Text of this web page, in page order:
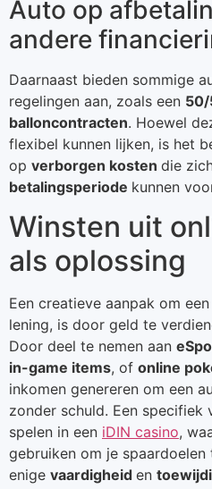
Auto op
andere
Daarnaast bieden sommige
regelingen aan, zoals een
balloncontracten. Hoewel
flexibel kunnen lijken, is het
op verborgen kosten die
betalingsperiode kunnen
Winsten uit
als oplossing
Een creatieve aanpak om
lening, is door geld te
Door deel te nemen aan
in-game items, of online
inkomen genereren om een
zonder schuld. Een specifiek
spelen in een iDIN casino,
gebruiken om je
enige vaardigheid en